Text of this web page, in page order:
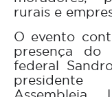
rurais e
O evento
presença do
federal